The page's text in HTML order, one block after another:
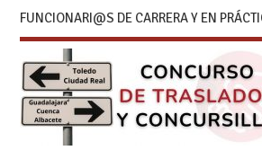
FUNCIONARI@S DE CARRERA Y EN